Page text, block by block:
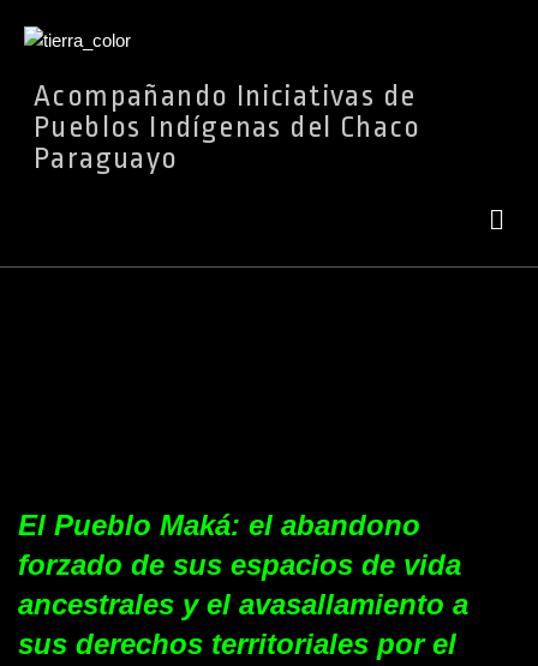
contenido
Acompañando Iniciativas de
Pueblos Indígenas del Chaco
Paraguayo
El Pueblo Maká: el abandono
forzado de sus espacios de vida
ancestrales y el avasallamiento a
sus derechos territoriales por el